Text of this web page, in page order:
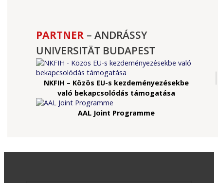
PARTNER – ANDRÁSSY
UNIVERSITÄT BUDAPEST
NKFIH – Közös EU-s kezdeményezésekbe
való bekapcsolódás támogatása
AAL Joint Programme